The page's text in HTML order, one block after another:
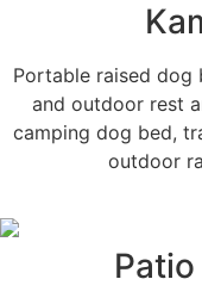
Portable raised dog
and outdoor rest
camping dog bed,
outdoor